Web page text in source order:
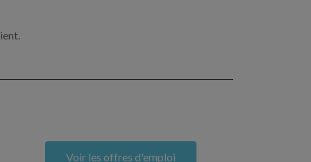
Voir les offres d'emploi